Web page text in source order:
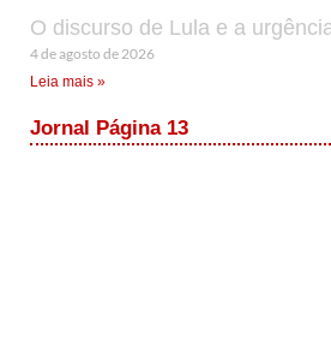
O discurso de Lula e a
4 de agosto de 2026
Leia mais »
Jornal Página 13